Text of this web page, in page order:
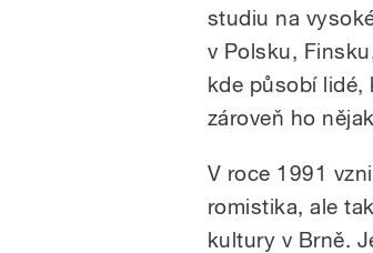
studiu na
v Polsku,
kde působí lidé,
zároveň ho
V roce 1991
romistika, ale
kultury v Brně.